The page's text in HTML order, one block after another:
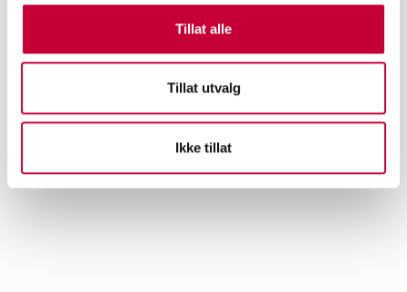
Tillat alle
Tillat utvalg
Ikke tillat